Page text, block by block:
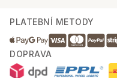
PLATEBNÍ METODY
DOPRAVA